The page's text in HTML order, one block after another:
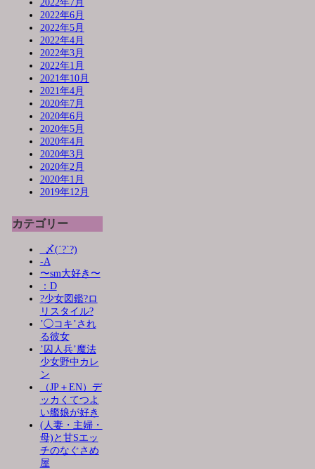
2022年7月
2022年6月
2022年5月
2022年4月
2022年3月
2022年1月
2021年10月
2021年4月
2020年7月
2020年6月
2020年5月
2020年4月
2020年3月
2020年2月
2020年1月
2019年12月
カテゴリー
_〆(´?`?)
-A
〜sm大好き〜
：D
?少女図鑑?ロ
リスタイル?
’◯コキ’され
る彼女
’囚人兵’魔法
少女野中カレ
ン
（JP＋EN）デ
ッカくてつよ
い艦娘が好き
(人妻・主婦・
母)と甘Sエッ
チのなぐさめ
屋